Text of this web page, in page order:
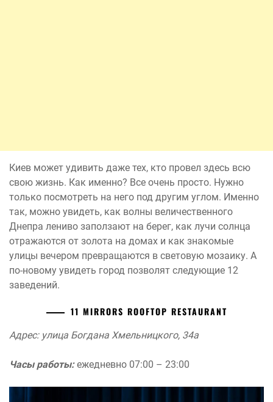
Киев может удивить даже тех, кто провел здесь всю
свою жизнь. Как именно? Все очень просто. Нужно
только посмотреть на него под другим углом. Именно
так, можно увидеть, как волны величественного
Днепра лениво заползают на берег, как лучи солнца
отражаются от золота на домах и как знакомые
улицы вечером превращаются в световую мозаику. А
по-новому увидеть город позволят следующие 12
заведений.
11 MIRRORS ROOFTOP RESTAURANT
Адрес: улица Богдана Хмельницкого, 34а
Часы работы:ежедневно 07:00 – 23:00